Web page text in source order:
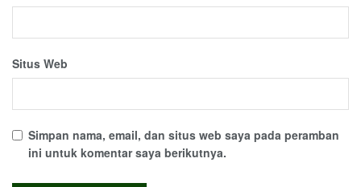
Situs Web
Simpan nama, email, dan situs web saya pada peramban
ini untuk komentar saya berikutnya.